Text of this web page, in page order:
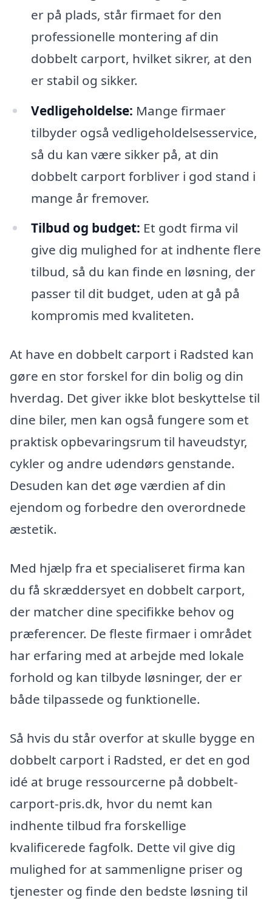
er på plads, står firmaet for den
professionelle montering af din
dobbelt carport, hvilket sikrer, at den
er stabil og sikker.
Vedligeholdelse: Mange firmaer
tilbyder også vedligeholdelsesservice,
så du kan være sikker på, at din
dobbelt carport forbliver i god stand i
mange år fremover.
Tilbud og budget: Et godt firma vil
give dig mulighed for at indhente flere
tilbud, så du kan finde en løsning, der
passer til dit budget, uden at gå på
kompromis med kvaliteten.
At have en dobbelt carport i Radsted kan
gøre en stor forskel for din bolig og din
hverdag. Det giver ikke blot beskyttelse til
dine biler, men kan også fungere som et
praktisk opbevaringsrum til haveudstyr,
cykler og andre udendørs genstande.
Desuden kan det øge værdien af din
ejendom og forbedre den overordnede
æstetik.
Med hjælp fra et specialiseret firma kan
du få skræddersyet en dobbelt carport,
der matcher dine specifikke behov og
præferencer. De fleste firmaer i området
har erfaring med at arbejde med lokale
forhold og kan tilbyde løsninger, der er
både tilpassede og funktionelle.
Så hvis du står overfor at skulle bygge en
dobbelt carport i Radsted, er det en god
idé at bruge ressourcerne på dobbelt-
carport-pris.dk, hvor du nemt kan
indhente tilbud fra forskellige
kvalificerede fagfolk. Dette vil give dig
mulighed for at sammenligne priser og
tjenester og finde den bedste løsning til